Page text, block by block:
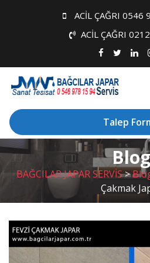
ACİL ÇAĞRI 0546
ACİL ÇAĞRI
Talep
Blog
BAĞCILAR JAPAR SERVİS>
Çakmak